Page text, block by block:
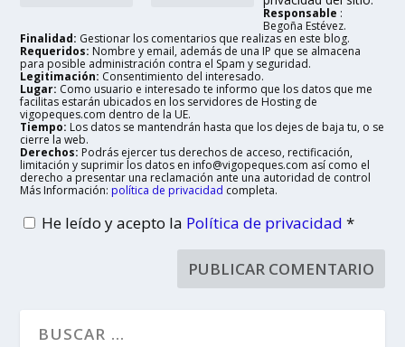
Responsable :
Begoña Estévez.
Finalidad: Gestionar los comentarios que realizas en este blog.
Requeridos: Nombre y email, además de una IP que se almacena
para posible administración contra el Spam y seguridad.
Legitimación: Consentimiento del interesado.
Lugar: Como usuario e interesado te informo que los datos que me
facilitas estarán ubicados en los servidores de Hosting de
vigopeques.com dentro de la UE.
Tiempo: Los datos se mantendrán hasta que los dejes de baja tu, o se
cierre la web.
Derechos: Podrás ejercer tus derechos de acceso, rectificación,
limitación y suprimir los datos en info@vigopeques.com así como el
derecho a presentar una reclamación ante una autoridad de control
Más Información: política de privacidad completa.
He leído y acepto la Política de privacidad*